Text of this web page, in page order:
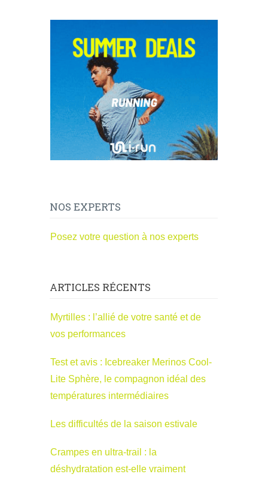
NOS EXPERTS
Posez votre question à nos experts
ARTICLES RÉCENTS
Myrtilles : l’allié de votre santé et de
vos performances
Test et avis : Icebreaker Merinos Cool-
Lite Sphère, le compagnon idéal des
températures intermédiaires
Les difficultés de la saison estivale
Crampes en ultra-trail : la
déshydratation est-elle vraiment